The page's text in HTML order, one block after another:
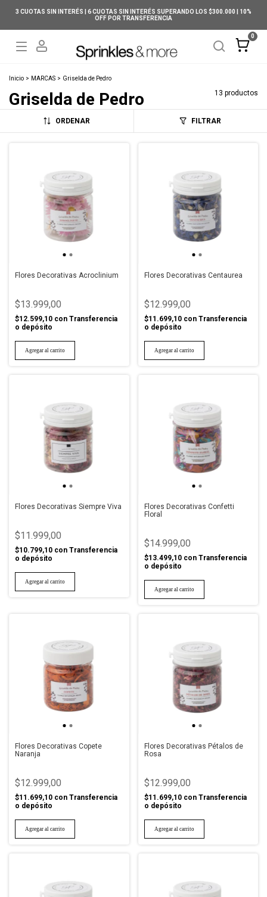
3 CUOTAS SIN INTERÉS | 6 CUOTAS SIN INTERÉS SUPERANDO LOS $300.000 | 10%
OFF POR TRANSFERENCIA
0
Inicio > MARCAS > Griselda de Pedro
Griselda de Pedro 13 productos
ORDENAR FILTRAR
Flores Decorativas Acroclinium
$13.999,00
$12.599,10 con Transferencia
o depósito
Flores Decorativas Centaurea
$12.999,00
$11.699,10 con Transferencia
o depósito
Flores Decorativas Siempre Viva
$11.999,00
$10.799,10 con Transferencia
o depósito
Flores Decorativas Confetti
Floral
$14.999,00
$13.499,10 con Transferencia
o depósito
Flores Decorativas Copete
Naranja
$12.999,00
$11.699,10 con Transferencia
o depósito
Flores Decorativas Pétalos de
Rosa
$12.999,00
$11.699,10 con Transferencia
o depósito